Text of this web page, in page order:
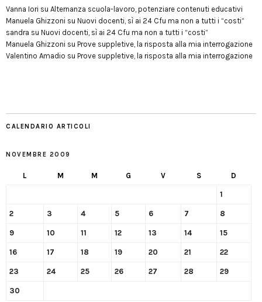
Vanna Iori su Alternanza scuola-lavoro, potenziare contenuti educativi
Manuela Ghizzoni su Nuovi docenti, sì ai 24 Cfu ma non a tutti i “costi”
sandra su Nuovi docenti, sì ai 24 Cfu ma non a tutti i “costi”
Manuela Ghizzoni su Prove suppletive, la risposta alla mia interrogazione
Valentino Amadio su Prove suppletive, la risposta alla mia interrogazione
CALENDARIO ARTICOLI
NOVEMBRE 2009
L M M G V S D
1
2 3 4 5 6 7 8
9 10 11 12 13 14 15
16 17 18 19 20 21 22
23 24 25 26 27 28 29
30